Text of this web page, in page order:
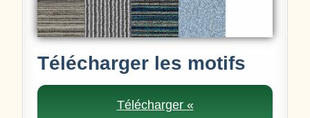
Télécharger les motifs
Télécharger «